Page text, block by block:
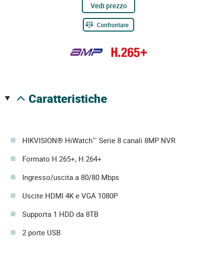
Vedi prezzo
Confrontare
caratteristiche
HIKVISION® HiWatch™ Serie 8 canali 8MP NVR
Formato H.265+, H.264+
Ingresso/uscita a 80/80 Mbps
Uscite HDMI 4K e VGA 1080P
Supporta 1 HDD da 8TB
2 porte USB